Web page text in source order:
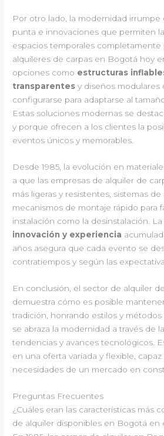
Por otro lado, la modernidad
punta e innovaciones que permiten
espacios temporales completamente
alquileres de carpas en Bogotá hoy
opciones como estructuras
transparentes y diseños modulares
configurarse para adaptarse al
Estas soluciones modernas se
y porque ofrecen a los clientes la
eventos únicos y memorables.
Desde 1985, la evolución en
a que las empresas de alquiler de
más ligeras y resistentes, sistemas
mecanismos de montaje rápido para
instalación como la desinstalación.
innovación y experiencia
años asegura que cada evento se
contratiempos y según las
En conclusión, el sector de alquiler
demuestra cómo es posible
tradición, honrando estilos y
se abraza la modernidad a través de
tendencias y avances tecnológicos.
en una oferta variada y flexible,
necesidades de un mercado en
Preguntas Frecuentes
¿Cuáles eran las características más
de alquiler disponibles en Bogotá en